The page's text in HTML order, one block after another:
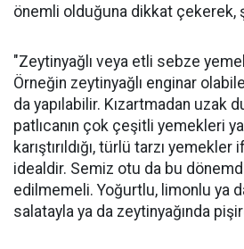
önemli olduğuna dikkat çekerek,
"Zeytinyağlı veya etli sebze
Örneğin zeytinyağlı enginar
da yapılabilir. Kızartmadan uzak
patlıcanın çok çeşitli yemekleri
karıştırıldığı, türlü tarzı
idealdir. Semiz otu da bu
edilmemeli. Yoğurtlu, limonlu ya
salatayla ya da zeytinyağında